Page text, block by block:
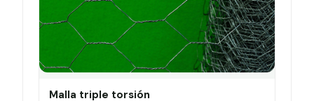
Malla triple torsión